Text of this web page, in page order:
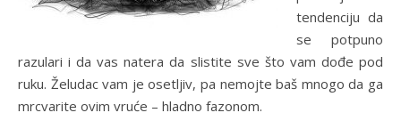
tendenciju da
se potpuno
razulari i da vas natera da slistite sve što vam dođe pod
ruku. Želudac vam je osetljiv, pa nemojte baš mnogo da ga
mrcvarite ovim vruće – hladno fazonom.